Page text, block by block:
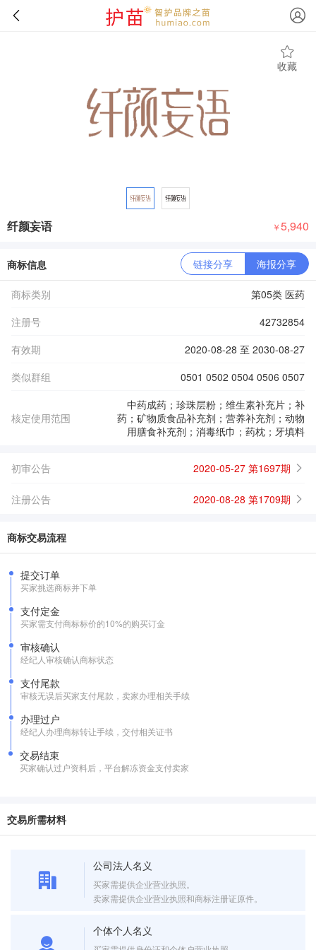
收藏
纤颜妄语 ￥5,940
商标信息 链接分享 海报分享
商标类别
第05类 医药
注册号
42732854
有效期
2020-08-28 至 2030-08-27
类似群组
0501 0502 0504 0506 0507
核定使用范围
中药成药；珍珠层粉；维生素补充片；补
药；矿物质食品补充剂；营养补充剂；动物
用膳食补充剂；消毒纸巾；药枕；牙填料
初审公告 2020-05-27 第1697期
注册公告 2020-08-28 第1709期
商标交易流程
提交订单
买家挑选商标并下单
支付定金
买家需支付商标标价的10%的购买订金
审核确认
经纪人审核确认商标状态
支付尾款
审核无误后买家支付尾款，卖家办理相关手续
办理过户
经纪人办理商标转让手续，交付相关证书
交易结束
买家确认过户资料后，平台解冻资金支付卖家
交易所需材料
公司法人名义
买家需提供企业营业执照。
卖家需提供企业营业执照和商标注册证原件。
个体个人名义